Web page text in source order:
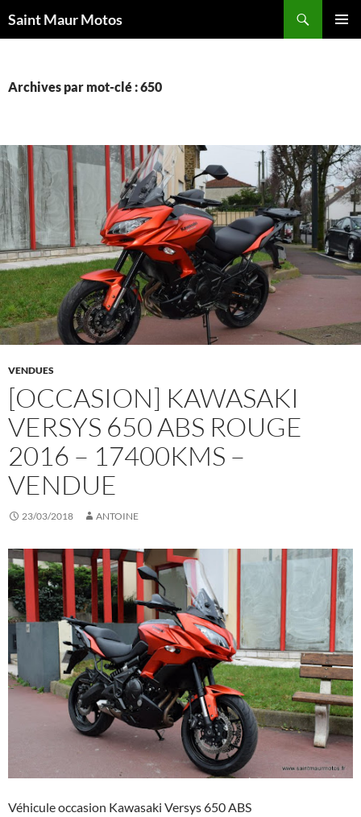
auSaint Maur Motos
Archives par mot-clé : 650
VENDUES
[OCCASION] KAWASAKI
VERSYS 650 ABS ROUGE
2016 – 17400KMS –
VENDUE
23/03/2018 ANTOINE
Véhicule occasion Kawasaki Versys 650 ABS